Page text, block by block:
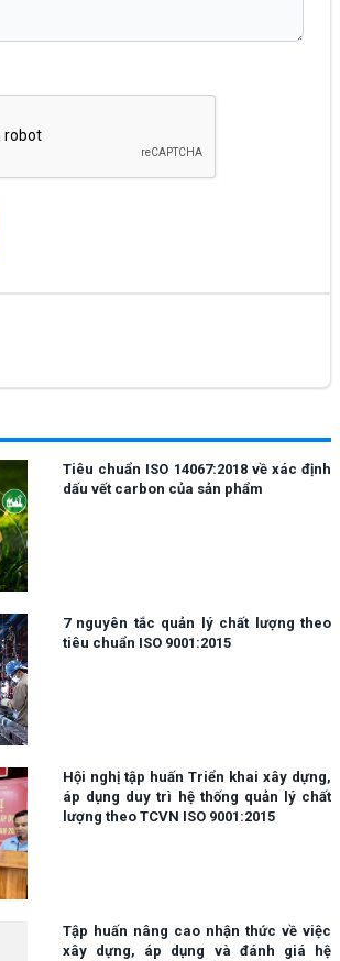
Tiêu chuẩn ISO 14067:2018 về xác định
dấu vết carbon của sản phẩm
7 nguyên tắc quản lý chất lượng theo
tiêu chuẩn ISO 9001:2015
Hội nghị tập huấn Triển khai xây dựng,
áp dụng duy trì hệ thống quản lý chất
lượng theo TCVN ISO 9001:2015
Tập huấn nâng cao nhận thức về việc
xây dựng, áp dụng và đánh giá hệ